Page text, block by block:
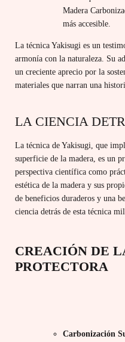
Madera
más accesible.
La técnica Yakisugi es un
armonía con la naturaleza. Su
un creciente aprecio por la
materiales que narran una
LA CIENCIA
La técnica de Yakisugi, que
superficie de la madera, es un
perspectiva científica como
estética de la madera y sus
de beneficios duraderos y una
ciencia detrás de esta técnica
CREACIÓN DE
PROTECTORA
Carbonización